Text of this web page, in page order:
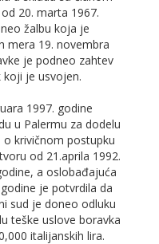
20. marta 1967.
žalbu koja je
mera 19. novembra
je podneo zahtev
koji je usvojen.
1997. godine
u Palermu za dodelu
o krivičnom postupku
od 21.aprila 1992.
a oslobađajuća
je potvrdila da
sud je doneo odluku
teške uslove boravka
italijanskih lira.